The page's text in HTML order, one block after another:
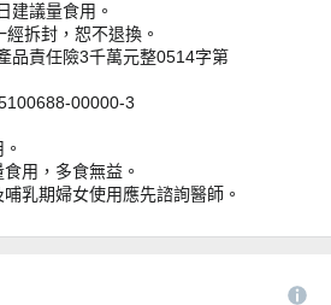
建議量食用。
拆封，恕不退換。
品責任險3千萬元整0514字第
00000-3
用，多食無益。
乳期婦女使用應先諮詢醫師。